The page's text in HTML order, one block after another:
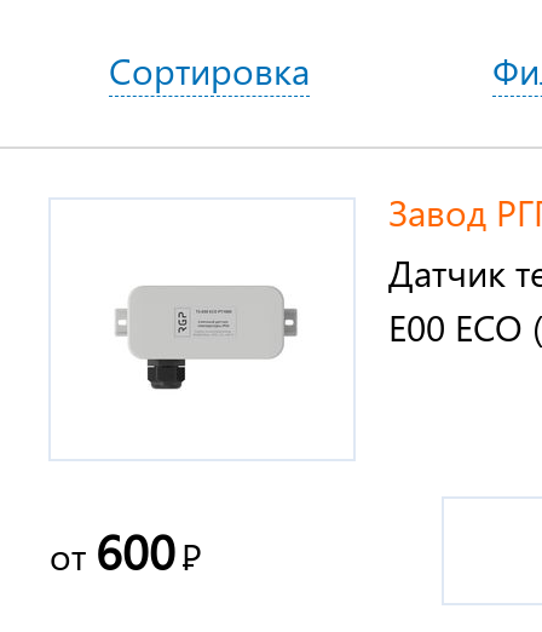
Сортировка
Завод
Датчик
E00 ECO
от 600Р